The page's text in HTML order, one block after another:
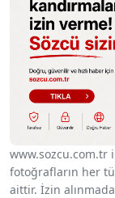
www.sozcu.com.tr
fotoğrafların her
aittir. İzin